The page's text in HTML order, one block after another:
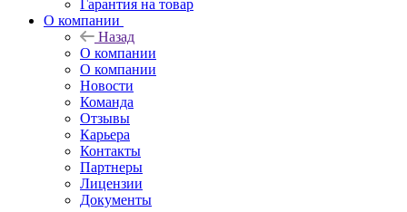
Гарантия на товар
О компании
Назад
О компании
О компании
Новости
Команда
Отзывы
Карьера
Контакты
Партнеры
Лицензии
Документы